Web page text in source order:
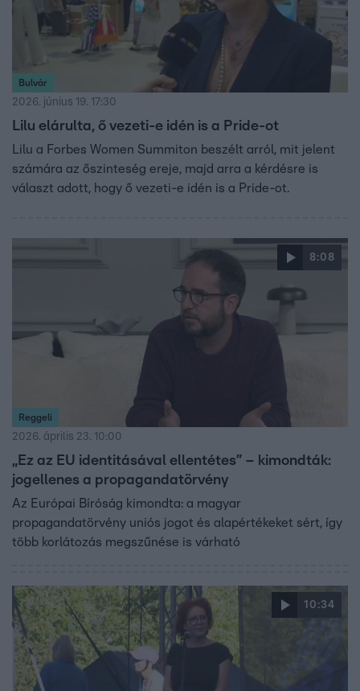
Bulvár
2026. június 19. 17:30
Lilu elárulta, ő vezeti-e idén is a Pride-ot
Lilu a Forbes Women Summiton beszélt arról, mit jelent
számára az őszinteség ereje, majd arra a kérdésre is
választ adott, hogy ő vezeti-e idén is a Pride-ot.
8:08
Reggeli
2026. április 23. 10:00
„Ez az EU identitásával ellentétes” – kimondták:
jogellenes a propagandatörvény
Az Európai Bíróság kimondta: a magyar
propagandatörvény uniós jogot és alapértékeket sért, így
több korlátozás megszűnése is várható
10:34